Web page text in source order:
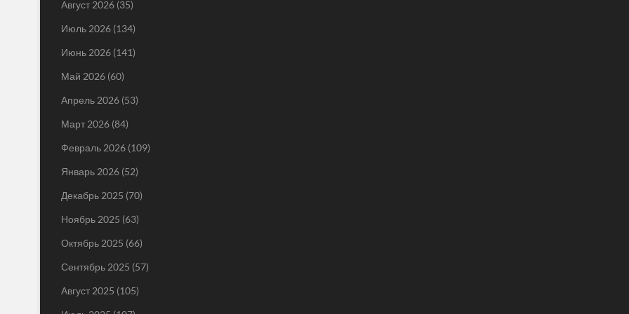
Август 2026 (35)
Июль 2026 (134)
Июнь 2026 (141)
Май 2026 (60)
Апрель 2026 (53)
Март 2026 (84)
Февраль 2026 (109)
Январь 2026 (52)
Декабрь 2025 (70)
Ноябрь 2025 (63)
Октябрь 2025 (66)
Сентябрь 2025 (57)
Август 2025 (105)